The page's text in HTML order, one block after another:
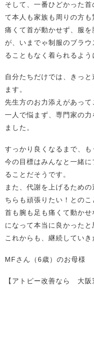
そして、一番ひどかった
て本人も家族も周りの方も
痛くて首が動かせず、服
が、いまでゃ制服のブラ
ることもなく着られるよう
自分たちだけでは、きっ
ます。
先生方のお力添えがあって
一人で悩まず、専門家の
ました。
すっかり良くなるまで、も
今の目標はみんなと一緒
ることだそうです。
また、代謝を上げるため
ちらも頑張りたい！とのこ
首も腕も足も痛くて動か
になって本当に良かったと
これからも、継続していき
MFさん（6歳）のお母様
【アトピー改善なら 大